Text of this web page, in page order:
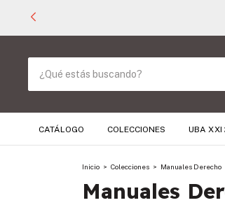
CATÁLOGO COLECCIONES UBA XXI
Inicio > Colecciones > Manuales Derecho
Manuales